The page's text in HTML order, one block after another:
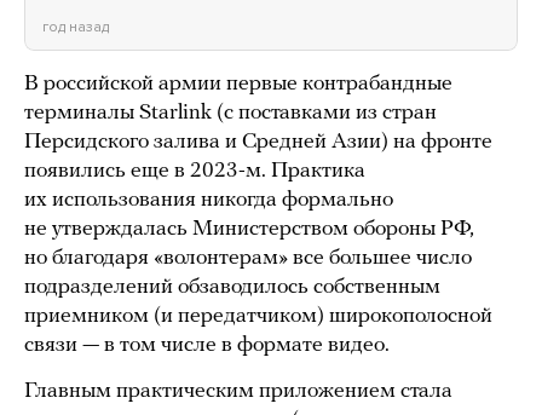
год назад
В российской армии первые контрабандные
терминалы Starlink (с поставками из стран
Персидского залива и Средней Азии) на фронте
появились еще в 2023-м. Практика
их использования никогда формально
не утверждалась Министерством обороны РФ,
но благодаря «волонтерам» все большее число
подразделений обзаводилось собственным
приемником (и передатчиком) широкополосной
связи — в том числе в формате видео.
Главным практическим приложением стала